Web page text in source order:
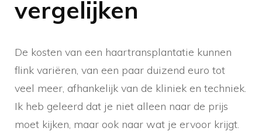
vergelijken
De kosten van een haartransplantatie kunnen
flink variëren, van een paar duizend euro tot
veel meer, afhankelijk van de kliniek en techniek.
Ik heb geleerd dat je niet alleen naar de prijs
moet kijken, maar ook naar wat je ervoor krijgt.